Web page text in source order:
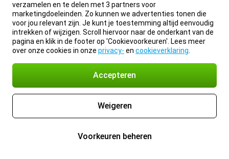
verzamelen en te delen met 3 partners voor
marketingdoeleinden. Zo kunnen we advertenties tonen die
voor jou relevant zijn. Je kunt je toestemming altijd eenvoudig
intrekken of wijzigen. Scroll hiervoor naar de onderkant van de
pagina en klik in de footer op 'Cookievoorkeuren'. Lees meer
over onze cookies in onze privacy- en cookieverklaring
Accepteren
Weigeren
Voorkeuren beheren